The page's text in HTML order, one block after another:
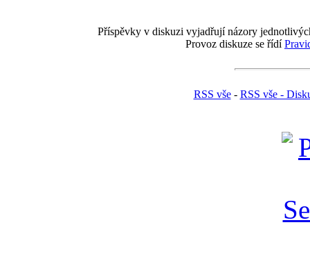
Příspěvky v diskuzi vyjadřují názory
Provoz diskuze se řídí
RSS vše- RSS vše -